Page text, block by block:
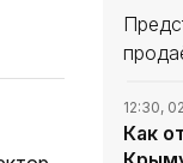
готов
12:30,
Как